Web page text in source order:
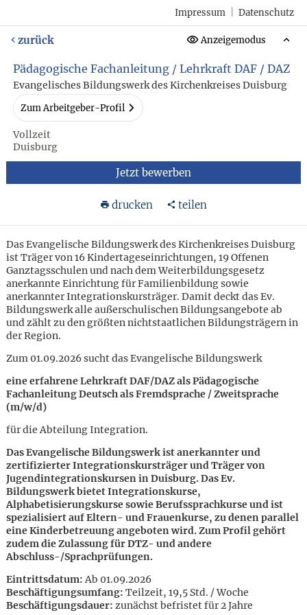
Impressum Datenschutz
zurück Anzeigemodus
Pädagogische Fachanleitung / Lehrkraft DAF / DAZ
Evangelisches Bildungswerk des Kirchenkreises Duisburg
Zum Arbeitgeber-Profil
Vollzeit
Duisburg
Jetzt bewerben
drucken teilen
Das Evangelische Bildungswerk des Kirchenkreises Duisburg
ist Träger von 16 Kindertageseinrichtungen, 19 Offenen
Ganztagsschulen und nach dem Weiterbildungsgesetz
anerkannte Einrichtung für Familienbildung sowie
anerkannter Integrationskursträger. Damit deckt das Ev.
Bildungswerk alle außerschulischen Bildungsangebote ab
und zählt zu den größten nichtstaatlichen Bildungsträgern in
der Region.
Zum 01.09.2026 sucht das Evangelische Bildungswerk
eine erfahrene Lehrkraft DAF/DAZ als Pädagogische
Fachanleitung Deutsch als Fremdsprache / Zweitsprache
(m/w/d)
für die Abteilung Integration.
Das Evangelische Bildungswerk ist anerkannter und
zertifizierter Integrationskursträger und Träger von
Jugendintegrationskursen in Duisburg. Das Ev.
Bildungswerk bietet Integrationskurse,
Alphabetisierungskurse sowie Berufssprachkurse und ist
spezialisiert auf Eltern- und Frauenkurse, zu denen parallel
eine Kinderbetreuung angeboten wird. Zum Profil gehört
zudem die Zulassung für DTZ- und andere
Abschluss-/Sprachprüfungen.
Eintrittsdatum:Ab 01.09.2026
Beschäftigungsumfang: Teilzeit, 19,5 Std. / Woche
Beschäftigungsdauer: zunächst befristet für 2 Jahre
Karte anzeigen